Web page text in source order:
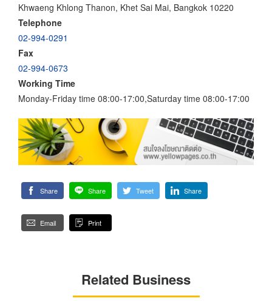
Khwaeng Khlong Thanon, Khet Sai Mai, Bangkok 10220
Telephone
02-994-0291
Fax
02-994-0673
Working Time
Monday-Friday time 08:00-17:00,Saturday time 08:00-17:00
Share Share Tweet Share
Email Print
Related Business